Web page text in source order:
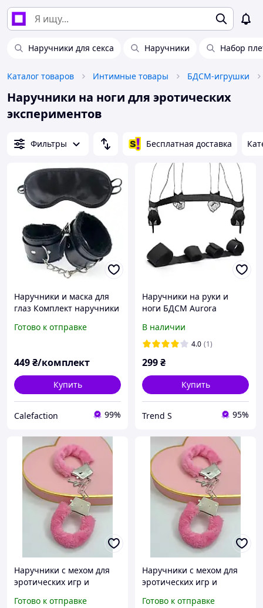
Наручники для секса Наручники Набор
Каталог товаров Интимные товары БДСМ-игрушки
Наручники на ноги для эротических
экспериментов
Фильтры Бесплатная доставка
Наручники и маска для
глаз Комплект наручники
аксессуары
Готово к отправке
449₴/комплект
Купить
Calefaction 99%
Наручники на руки и
ноги БДСМ Aurora
В наличии
4.0 (1)
299₴
Купить
Trend S 95%
Наручники с мехом для
эротических игр и
Готово к отправке
Наручники с мехом для
эротических игр и
Готово к отправке